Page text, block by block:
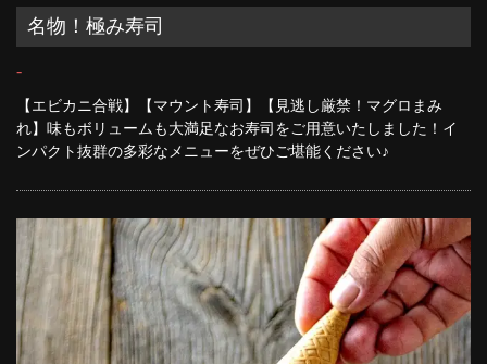
名物！極み寿司
-
【エビカニ合戦】【マウント寿司】【見逃し厳禁！マグロまみ
れ】味もボリュームも大満足なお寿司をご用意いたしました！イ
ンパクト抜群の多彩なメニューをぜひご堪能ください♪